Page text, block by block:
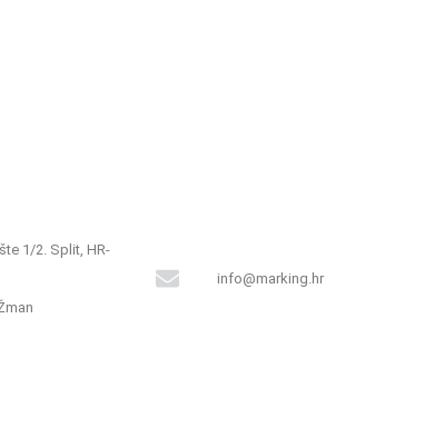
1/2. Split, HR-
info@marking.hr